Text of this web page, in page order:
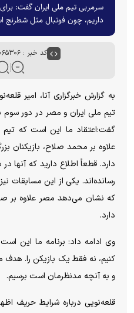
سرمربی تیم ملی ایران گفت:
داریم، چون فوتبال مثل شطرنج
کد خبر : ۱۰۶۵۳۰۶
به گزارش خبرگزاری آنا، امیر
گفت:اعتقاد ما این است که
علاوه بر محمد صلاح، بازیکنان
دارد. قطعاً اطلاع دارید که آنها
رسانده‌اند. یکی از این مسابقات
که نشان می‌دهد مصر علاوه بر
دارد.
وی ادامه داد: برنامه ما این
کنیم، نه فقط یک بازیکن را. هدف
و به آنچه مدنظرمان است برسیم.
قلعه‌نویی درباره شرایط حریف